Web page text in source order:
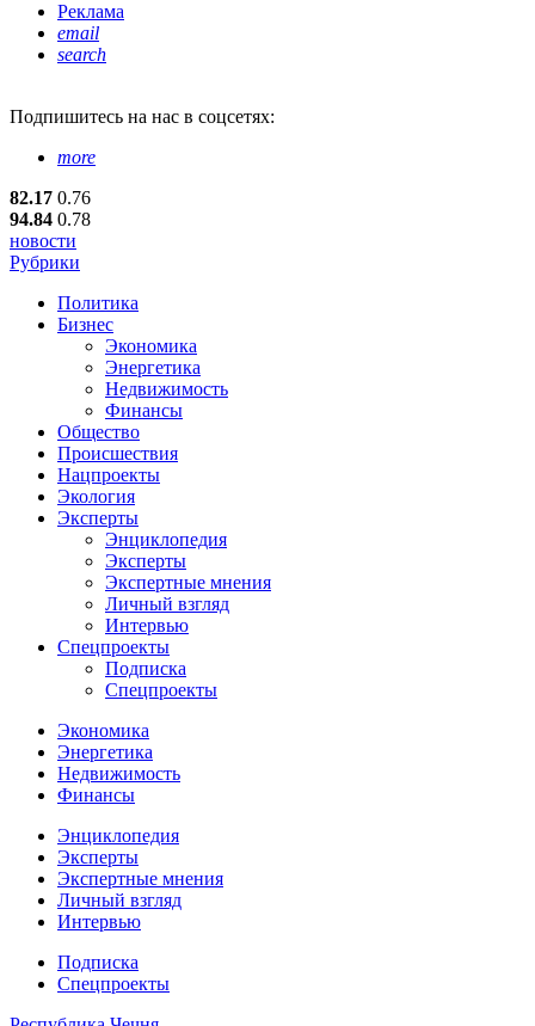
Реклама
email
search
Подпишитесь на нас в соцсетях:
more
82.17 0.76
94.84 0.78
новости
Рубрики
Политика
Бизнес
Экономика
Энергетика
Недвижимость
Финансы
Общество
Происшествия
Нацпроекты
Экология
Эксперты
Энциклопедия
Эксперты
Экспертные мнения
Личный взгляд
Интервью
Спецпроекты
Подписка
Спецпроекты
Экономика
Энергетика
Недвижимость
Финансы
Энциклопедия
Эксперты
Экспертные мнения
Личный взгляд
Интервью
Подписка
Спецпроекты